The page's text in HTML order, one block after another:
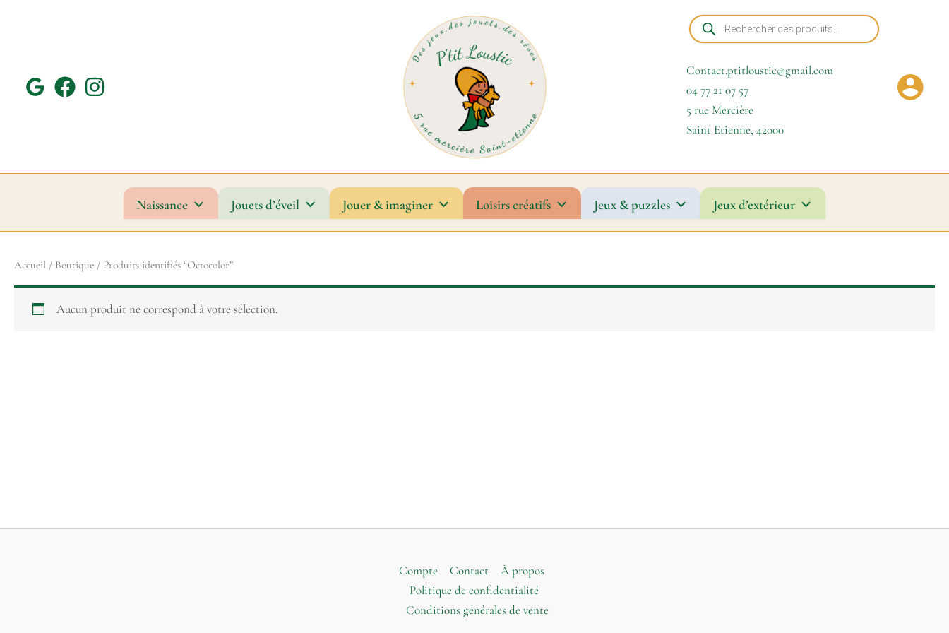
Recherche
de
produits
Contact.ptitloustic@gmail.com
04 77 21 07 57
5 rue Mercière
Saint Etienne, 42000
Naissance Jouets d’éveil Jouer & imaginer Loisirs créatifs Jeux & puzzles Jeux d’extérieur
Accueil / Boutique / Produits identifiés “Octocolor”
Aucun produit ne correspond à votre sélection.
Compte Contact
À propos
Politique de confidentialité
Conditions générales de vente